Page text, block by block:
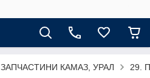
ЗАПЧАСТИНИ КАМАЗ, УРАЛ 29.